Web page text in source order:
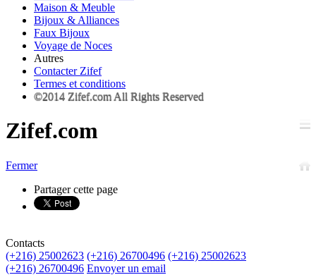
Maison & Meuble
Bijoux & Alliances
Faux Bijoux
Voyage de Noces
Autres
Contacter Zifef
Termes et conditions
©2014 Zifef.com All Rights Reserved
Zifef.com
Fermer
Partager cette page
Contacts
(+216) 25002623 (+216) 26700496 (+216) 25002623
(+216) 26700496 Envoyer un email